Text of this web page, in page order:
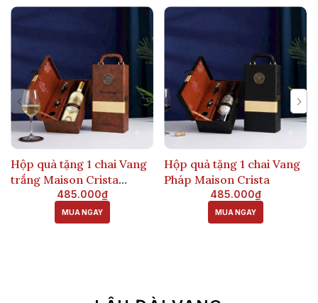
Hộp quà tặng 1 chai Vang
trắng Maison Crista
Sauvignon Blanc
485.000₫
MUA NGAY
Hộp quà tặng 1 chai Vang
Pháp Maison Crista
485.000₫
MUA NGAY